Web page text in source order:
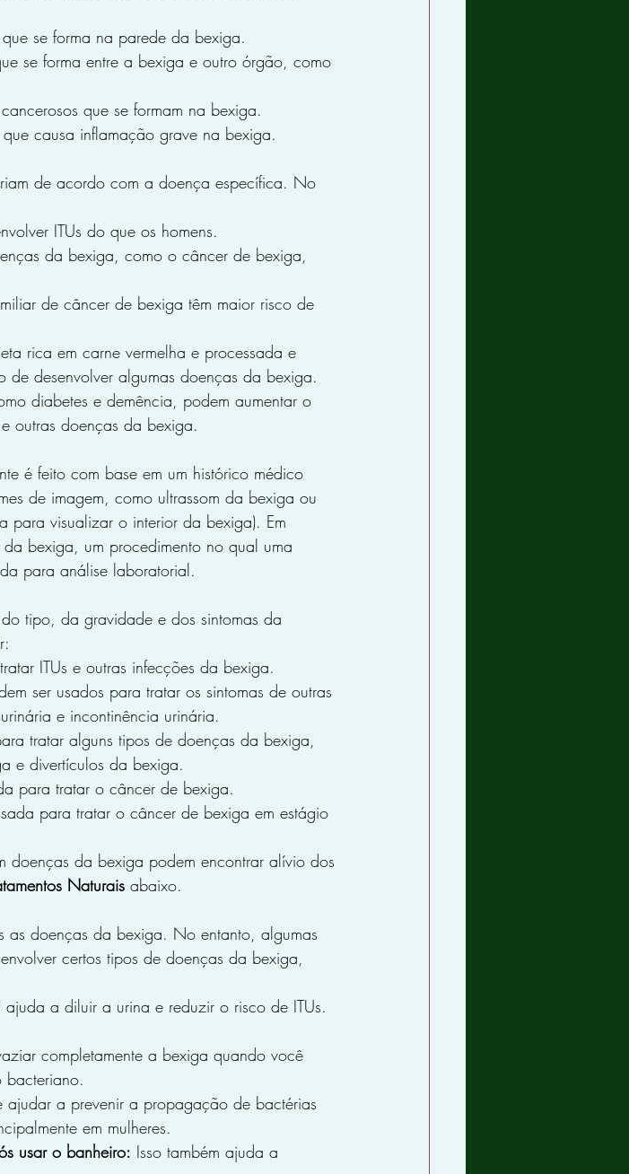
se forma na parede da bexiga.
se forma entre a bexiga e outro órgão, como
que se formam na bexiga.
causa inflamação grave na bexiga.
de acordo com a doença específica. No
ITUs do que os homens.
da bexiga, como o câncer de bexiga,
de câncer de bexiga têm maior risco de
rica em carne vermelha e processada e
desenvolver algumas doenças da bexiga.
diabetes e demência, podem aumentar o
outras doenças da bexiga.
é feito com base em um histórico médico
de imagem, como ultrassom da bexiga ou
para visualizar o interior da bexiga). Em
bexiga, um procedimento no qual uma
para análise laboratorial.
tipo, da gravidade e dos sintomas da
ITUs e outras infecções da bexiga.
ser usados para tratar os sintomas de outras
e incontinência urinária.
tratar alguns tipos de doenças da bexiga,
e divertículos da bexiga.
para tratar o câncer de bexiga.
para tratar o câncer de bexiga em estágio
doenças da bexiga podem encontrar alívio dos
Naturais abaixo.
as doenças da bexiga. No entanto, algumas
certos tipos de doenças da bexiga,
ajuda a diluir a urina e reduzir o risco de ITUs.
completamente a bexiga quando você
bacteriano.
ajudar a prevenir a propagação de bactérias
em mulheres.
usar o banheiro: Isso também ajuda a